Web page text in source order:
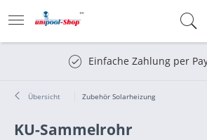
Einfache Zahlung per
Übersicht Zubehör Solarheizung
KU-Sammelrohr